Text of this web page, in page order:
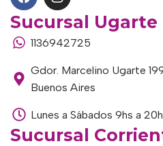
Sucursal Ugarte
1136942725
Gdor. Marcelino Ugarte
Buenos Aires
Lunes a Sábados 9hs a
Sucursal